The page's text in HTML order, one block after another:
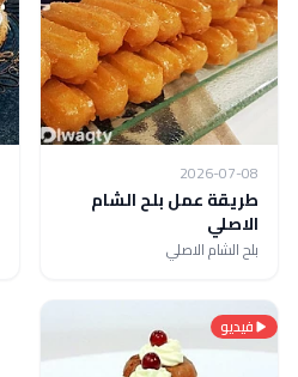
2026-07-08
طريقة عمل بلح الشام
الاصلي
بلح الشام الاصلي
فيديو